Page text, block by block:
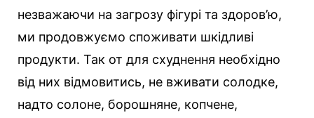
незважаючи на загрозу фігурі та здоров’ю,
ми продовжуємо споживати шкідливі
продукти. Так от для схуднення необхідно
від них відмовитись, не вживати солодке,
надто солоне, борошняне, копчене,